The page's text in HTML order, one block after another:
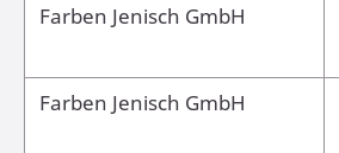
Farben Jenisch GmbH
Farben Jenisch GmbH